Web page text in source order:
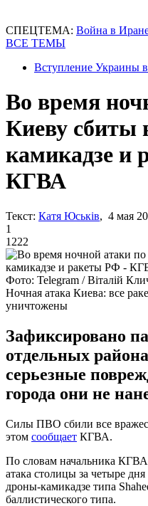
СПЕЦТЕМА: Война в
ВСЕ ТЕМЫ
Вступление Украины
Во время
Киеву сбиты
камикадзе и
КГВА
Текст: Катя Юськів, 4 мая
1
1222
Фото: Telegram / Віталій
Ночная атака Киева: все
уничтожены
Зафиксировано
отдельных
серьезные
города они не
Силы ПВО сбили все
этом сообщает КГВА.
По словам начальника КГВА
атака столицы за четыре
дроны-камикадзе типа
баллистического типа.